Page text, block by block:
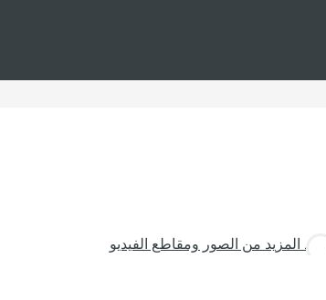
المزيد من الصور ومقاطع الفيديو